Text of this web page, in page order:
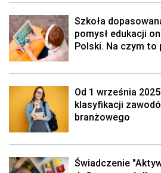
Szkoła
pomysł edukacji
Polski. Na czym to
Od 1 września
klasyfikacji
branżowego
Świadczenie